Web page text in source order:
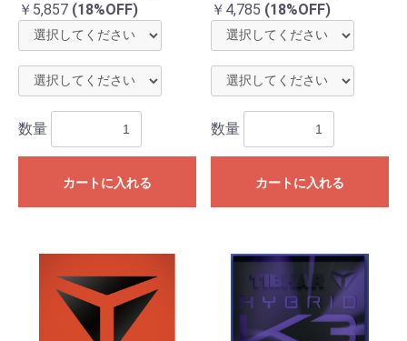
￥5,857 (18%OFF)
数量
カートに入れる
￥4,785 (18%OFF)
数量
カートに入れる